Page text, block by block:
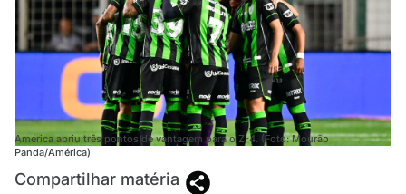
América abriu três pontos de vantagem para o Z-4. (Foto: Mourão
Panda/América)
Compartilhar matéria